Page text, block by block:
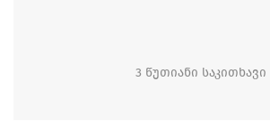
3 წუთიანი საკითხავი